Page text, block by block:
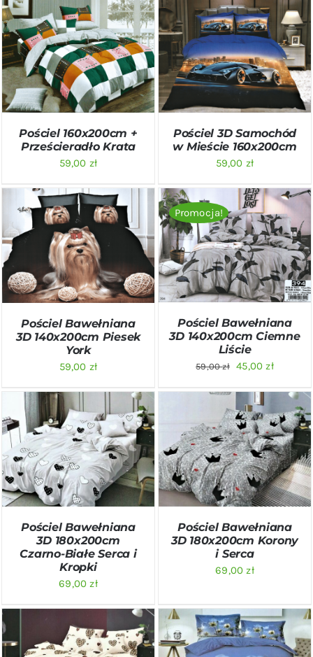
DODAJ DO KOSZYKA
/
SZCZEGÓŁY
Pościel 160x200cm +
Prześcieradło Krata
59,00 zł
DODAJ DO KOSZYKA
/
SZCZEGÓŁY
Pościel 3D Samochód
w Mieście 160x200cm
59,00 zł
DODAJ DO KOSZYKA
SZCZEGÓŁY
Pościel Bawełniana
3D 140x200cm Piesek
York
59,00 zł
Promocja!
DODAJ DO KOSZYKA
/
SZCZEGÓŁY
Pościel Bawełniana
3D 140x200cm Ciemne
Liście
59,00zł
Pierwotna
wynosiła:
59,00 zł.
45,00zł
wynosi:
45,00 zł.
DODAJ DO KOSZYKA
/
SZCZEGÓŁY
Pościel Bawełniana
3D 180x200cm
Czarno-Białe Serca i
Kropki
69,00zł
DODAJ DO KOSZYKA
/
SZCZEGÓŁY
Pościel Bawełniana
3D 180x200cm Korony
i Serca
69,00zł